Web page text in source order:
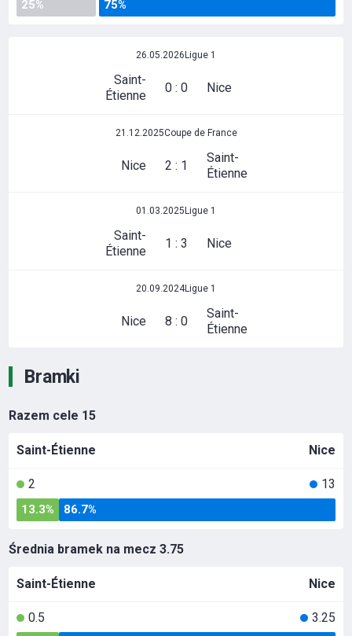
25% 75%
26.05.2026 Ligue 1
Saint-
Étienne
0 : 0 Nice
21.12.2025Coupe de France
Nice 2 : 1
Saint-
Étienne
01.03.2025 Ligue 1
Saint-
Étienne
1 : 3 Nice
20.09.2024Ligue 1
Nice 8 : 0
Saint-
Étienne
Bramki
Razem cele 15
Saint-Étienne Nice
2 13
13.3% 86.7%
Średnia bramek na mecz 3.75
Saint-Étienne Nice
0.5 3.25